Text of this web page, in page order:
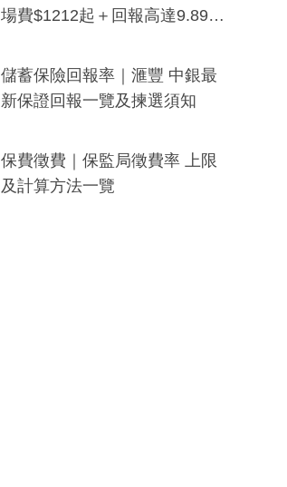
場費$1212起＋回報高達9.89
儲蓄保險回報率｜滙豐 中銀最
新保證回報一覽及揀選須知
保費徵費｜保監局徵費率 上限
及計算方法一覽